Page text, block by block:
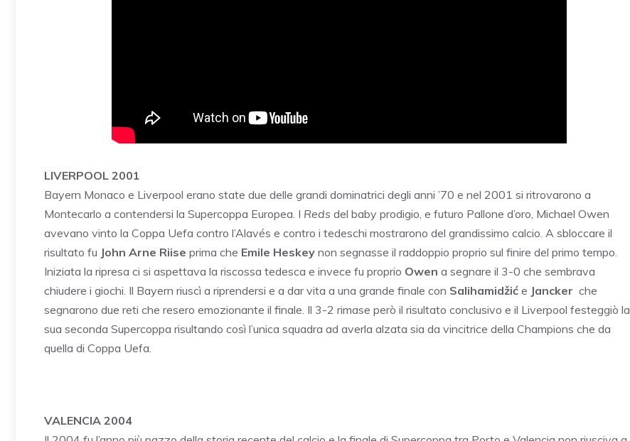
LIVERPOOL 2001
Bayern Monaco e Liverpool erano state due delle grandi dominatrici degli anni ’70 e nel 2001 si ritrovarono a
Montecarlo a contendersi la Supercoppa Europea. I Reds del baby prodigio, e futuro Pallone d’oro, Michael Owen
avevano vinto la Coppa Uefa contro l’Alavés e contro i tedeschi mostrarono del grandissimo calcio. A sbloccare il
risultato fu John Arne Riise prima che Emile Heskey non segnasse il raddoppio proprio sul finire del primo tempo.
Iniziata la ripresa ci si aspettava la riscossa tedesca e invece fu proprio Owen a segnare il 3-0 che sembrava
chiudere i giochi. Il Bayern riuscì a riprendersi e a dar vita a una grande finale con Salihamidžić e Jancker che
segnarono due reti che resero emozionante il finale. Il 3-2 rimase però il risultato conclusivo e il Liverpool festeggiò la
sua seconda Supercoppa risultando così l’unica squadra ad averla alzata sia da vincitrice della Champions che da
quella di Coppa Uefa.
VALENCIA 2004